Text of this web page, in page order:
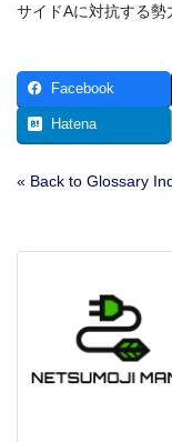
サイドAに対抗する勢
Facebook
Hatena
« Back to Glossary